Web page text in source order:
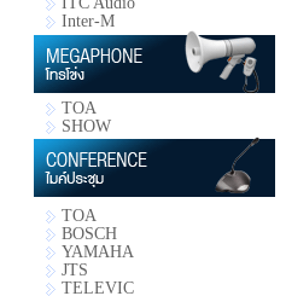
Inter-M
TOA
SHOW
TOA
BOSCH
YAMAHA
JTS
TELEVIC